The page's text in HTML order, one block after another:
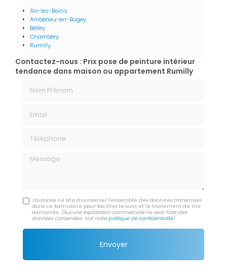
Aix-les-Bains
Ambérieu-en-Bugey
Belley
Chambéry
Rumilly
Contactez-nous : Prix pose de peinture intérieur
tendance dans maison ou appartement Rumilly
Message
J'autorise ce site à conserver l'ensemble des données transmises
dans ce formulaire pour faciliter le suivi et le traitement de ma
demande. (Aucune exploitation commerciale ne sera faite des
données conservées. Voir notrepolitique de confidentialité)